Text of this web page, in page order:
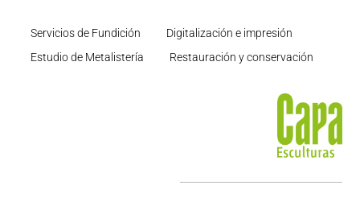
Servicios de Fundición
Digitalización e impresión
Estudio de Metalistería
Restauración y conservación